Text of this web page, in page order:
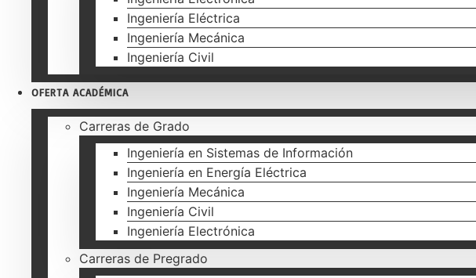
Ingeniería Eléctrica
Ingeniería Mecánica
Ingeniería Civil
OFERTA ACADÉMICA
Carreras de Grado
Ingeniería en Sistemas de Información
Ingeniería en Energía Eléctrica
Ingeniería Mecánica
Ingeniería Civil
Ingeniería Electrónica
Carreras de Pregrado